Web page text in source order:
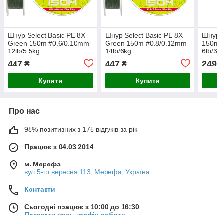
Шнур Select Basic PE 8X
Green 150m #0.6/0.10mm
12lb/5.5kg
447 ₴
Купити
Шнур Select Basic PE 8X
Green 150m #0.8/0.12mm
14lb/6kg
447₴
Купити
6lb/
249
Про нас
98% позитивних з 175 відгуків за рік
Працює з 04.03.2014
м. Мерефа
вул.5-го вересня 113, Мерефа, Україна
Контакти
Сьогодні працює з 10:00 до 16:30